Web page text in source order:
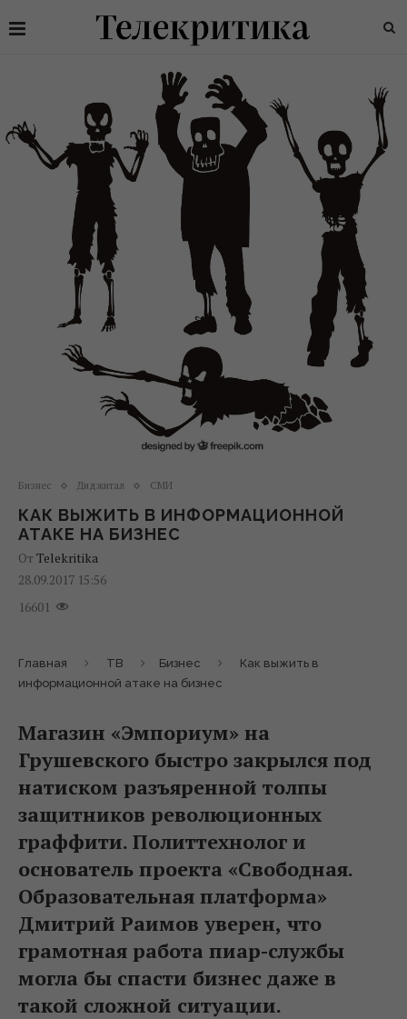
Бизнес Диджитал СМИ
КАК ВЫЖИТЬ В ИНФОРМАЦИОННОЙ
АТАКЕ НА БИЗНЕС
От Telekritika
28.09.2017 15:56
16601
Главная ТВ Бизнес
Как выжить в
информационной атаке на бизнес
Магазин «Эмпориум» на
Грушевского быстро закрылся под
натиском разъяренной толпы
защитников революционных
граффити. Политтехнолог и
основатель проекта «Свободная.
Образовательная платформа»
Дмитрий Раимов уверен, что
грамотная работа пиар-службы
могла бы спасти бизнес даже в
такой сложной ситуации.